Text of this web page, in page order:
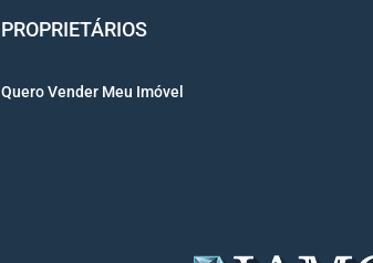
PROPRIETÁRIOS
Quero Vender Meu Imóvel